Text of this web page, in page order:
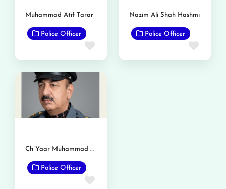
Muhammad Atif Tarar
Police Officer
Favorite
Nazim Ali Shah Hashmi
Police Officer
Ch Yaar Muhammad Duriyana
Police Officer
Favorite